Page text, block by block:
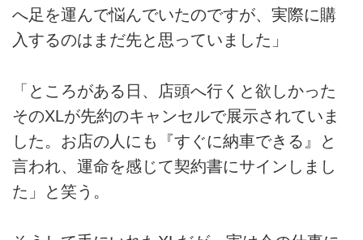
へ足を運んで悩んでいたのですが、実際に購
入するのはまだ先と思っていました」
「ところがある日、店頭へ行くと欲しかった
そのXLが先約のキャンセルで展示されていま
した。お店の人にも『すぐに納車できる』と
言われ、運命を感じて契約書にサインしまし
た」と笑う。